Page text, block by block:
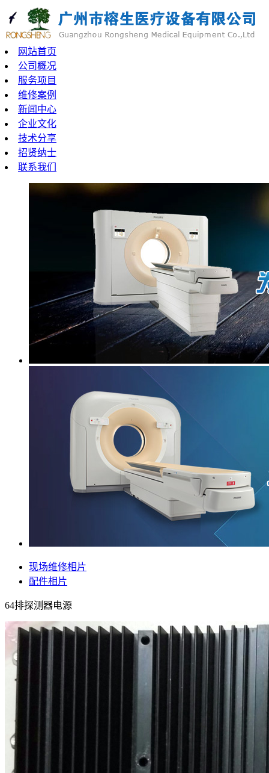
网站首页
公司概况
服务项目
维修案例
新闻中心
企业文化
技术分享
招贤纳士
联系我们
现场维修相片
配件相片
64排探测器电源